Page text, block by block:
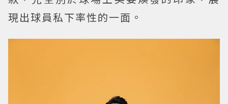
現出球員私下率性的一面。